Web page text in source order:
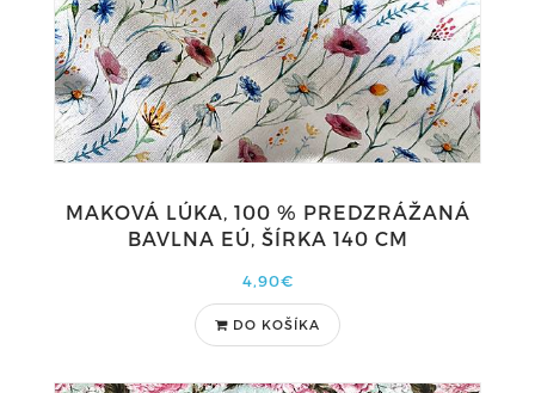
MAKOVÁ LÚKA, 100 % PREDZRÁŽANÁ
BAVLNA EÚ, ŠÍRKA 140 CM
4,90€
DO KOŠÍKA